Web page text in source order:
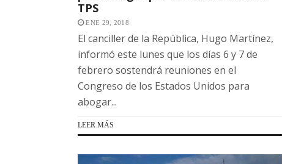
TPS
ENE 29, 2018
El canciller de la República, Hugo Martínez,
informó este lunes que los días 6 y 7 de
febrero sostendrá reuniones en el
Congreso de los Estados Unidos para
abogar...
LEER MÁS